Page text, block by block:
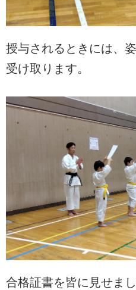
授与されるときには、
受け取ります。
合格証書を皆に見せまし